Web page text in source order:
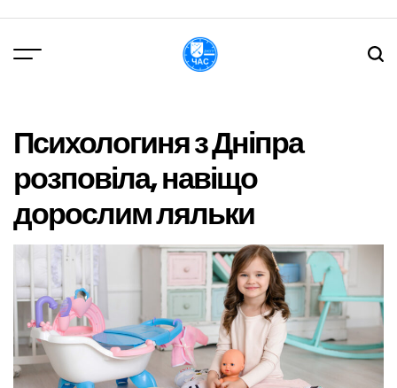
вмісту
Психологиня з Дніпра
розповіла, навіщо
дорослим ляльки